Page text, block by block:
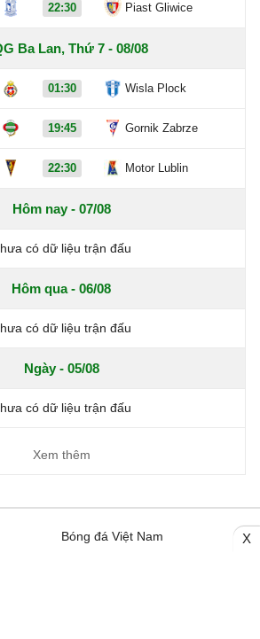
22:30 Piast Gliwice
Ba Lan, Thứ 7 - 08/08
01:30 Wisla Plock
19:45 Gornik Zabrze
22:30 Motor Lublin
Hôm nay - 07/08
có dữ liệu trận đấu
Hôm qua - 06/08
có dữ liệu trận đấu
Ngày - 05/08
có dữ liệu trận đấu
Xem thêm
Bóng đá Việt Nam
X